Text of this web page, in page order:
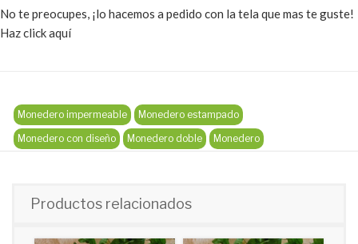
No te preocupes, ¡lo hacemos a pedido con la tela que mas te guste!
Haz click aquí
Monedero impermeable
Monedero estampado
Monedero con diseño
Monedero doble Monedero
Productos relacionados